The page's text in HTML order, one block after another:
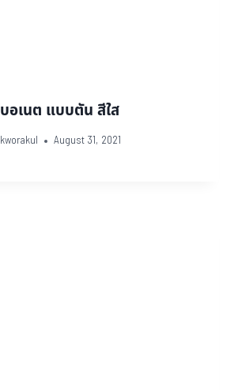
อเนต แบบตัน สีใส
August 31, 2021